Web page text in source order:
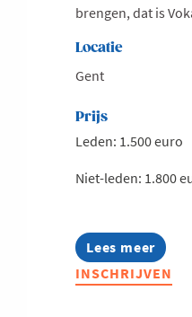
brengen, dat is
Locatie
Gent
Prijs
Leden: 1.500 euro
Niet-leden: 1.800
Lees meer
about
Voka
ScaleUp
INSCHRIJVEN